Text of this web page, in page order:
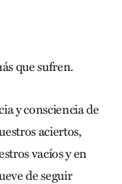
que sufren.
y consciencia de
aciertos,
vacíos y en
de seguir